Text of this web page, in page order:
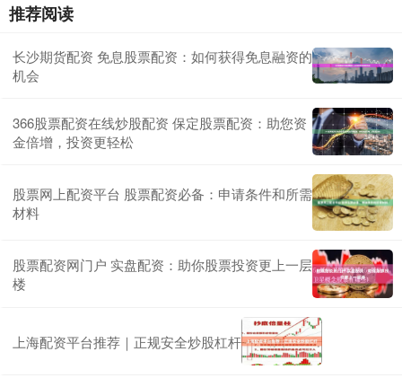
推荐阅读
长沙期货配资 免息股票配资：如何获得免息融资的
机会
366股票配资在线炒股配资 保定股票配资：助您资
金倍增，投资更轻松
股票网上配资平台 股票配资必备：申请条件和所需
材料
股票配资网门户 实盘配资：助你股票投资更上一层
楼
上海配资平台推荐｜正规安全炒股杠杆